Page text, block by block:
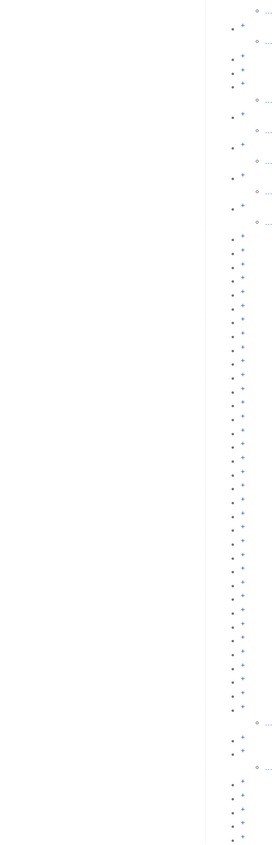
...
+
...
+
+
+
+
+
+
+
+
+
+
+
+
+
+
+
+
+
+
+
+
+
+
+
+
+
+
+
+
+
+
+
+
+
+
+
+
+
+
+
+
+
+
+
+
+
+
+
+
+